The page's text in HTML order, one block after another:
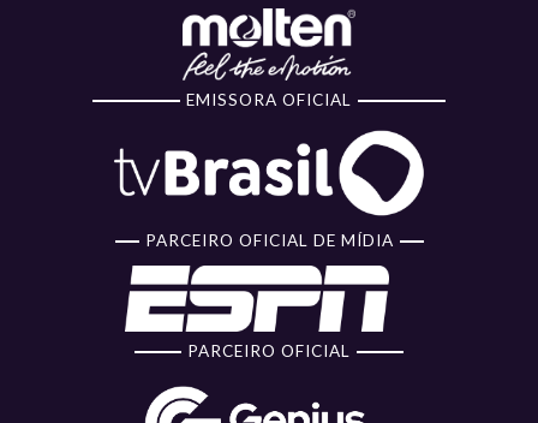
EMISSORA OFICIAL
PARCEIRO OFICIAL DE MÍDIA
PARCEIRO OFICIAL